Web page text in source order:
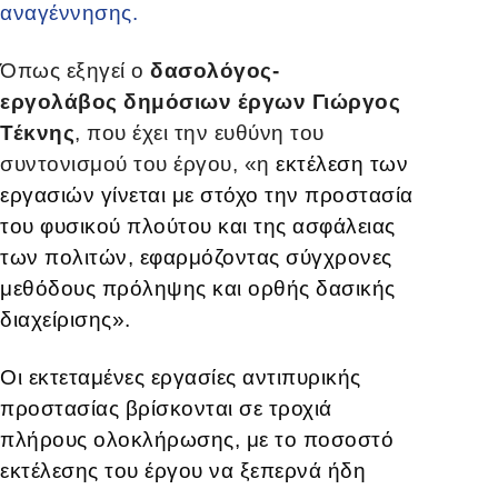
αναγέννησης.
Όπως εξηγεί ο δασολόγος-
εργολάβος δημόσιων έργων Γιώργος
Τέκνης, που έχει την ευθύνη του
συντονισμού του έργου, «η εκτέλεση των
εργασιών γίνεται με στόχο την προστασία
του φυσικού πλούτου και της ασφάλειας
των πολιτών, εφαρμόζοντας σύγχρονες
μεθόδους πρόληψης και ορθής δασικής
διαχείρισης».
Οι εκτεταμένες εργασίες αντιπυρικής
προστασίας βρίσκονται σε τροχιά
πλήρους ολοκλήρωσης, με το ποσοστό
εκτέλεσης του έργου να ξεπερνά ήδη